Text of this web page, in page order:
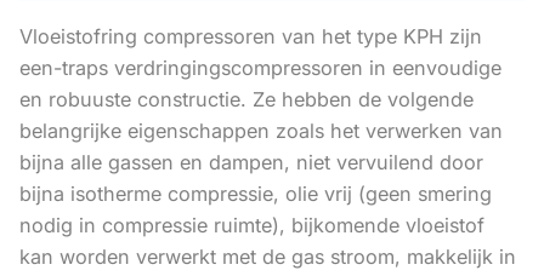
Vloeistofring compressoren van het type KPH zijn
een-traps verdringingscompressoren in eenvoudige
en robuuste constructie. Ze hebben de volgende
belangrijke eigenschappen zoals het verwerken van
bijna alle gassen en dampen, niet vervuilend door
bijna isotherme compressie, olie vrij (geen smering
nodig in compressie ruimte), bijkomende vloeistof
kan worden verwerkt met de gas stroom, makkelijk in